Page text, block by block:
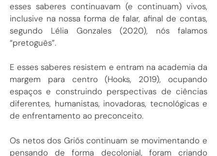
esses saberes continuavam (e continuam) vivos,
inclusive na nossa forma de falar, afinal de contas,
segundo Lélia Gonzales (2020), nós falamos
“pretoguês”.
E esses saberes resistem e entram na academia da
margem para centro (Hooks, 2019), ocupando
espaços e construindo perspectivas de ciências
diferentes, humanistas, inovadoras, tecnológicas e
de enfrentamento ao preconceito.
Os netos dos Griôs continuam se movimentando e
pensando de forma decolonial, foram criando